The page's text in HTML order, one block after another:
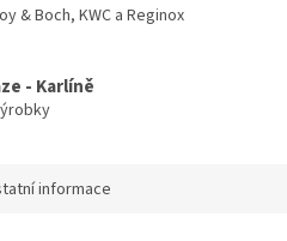
& Boch, KWC a Reginox
- Karlíně
informace